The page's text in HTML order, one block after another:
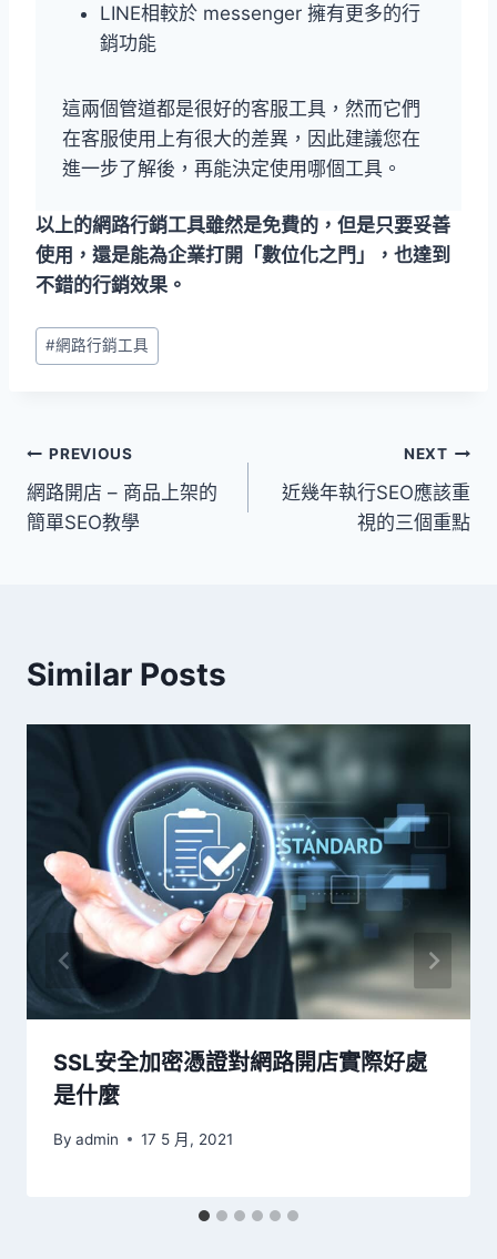
LINE相較於 messenger 擁有更多的行
銷功能
這兩個管道都是很好的客服工具，然而它們
在客服使用上有很大的差異，因此建議您在
進一步了解後，再能決定使用哪個工具。
以上的網路行銷工具雖然是免費的，但是只要妥善
使用，還是能為企業打開「數位化之門」，也達到
不錯的行銷效果。
Post
Tags:
#網路行銷工具
文
章
PREVIOUS
網路開店 – 商品上架的
簡單SEO教學
NEXT
近幾年執行SEO應該重
視的三個重點
Similar Posts
SSL安全加密憑證對網路開店實際好處
是什麼
By admin 17 5 月, 2021